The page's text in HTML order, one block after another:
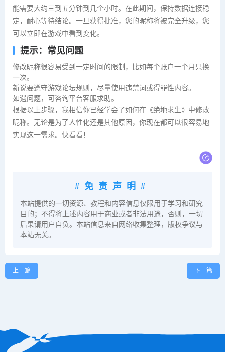
能需要大约三到五分钟到几个小时。在此期间，保持数据连接稳
定，耐心等待结论。一旦获得批准，您的昵称将被完全升级，您
可以立即在游戏中看到变化。
提示：常见问题
修改昵称很容易受到一定时间的限制，比如每个账户一个月只换
一次。
新说要遵守游戏论坛规则，尽量使用违禁词或得罪性内容。
如遇问题，可咨询平台客服求助。
根据以上步骤，我相信你已经学会了如何在《绝地求生》中修改
昵称。无论是为了人性化还是其他原因，你现在都可以很容易地
实现这一需求。快看看！
#免责声明#
本站提供的一切资源、教程和内容信息仅限用于学习和研究
目的；不得将上述内容用于商业或者非法用途，否则，一切
后果请用户自负。本站信息来自网络收集整理，版权争议与
本站无关。
上一篇 下一篇